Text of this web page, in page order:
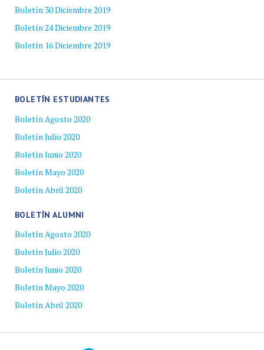
Boletín 30 Diciembre 2019
Boletín 24 Diciembre 2019
Boletín 16 Diciembre 2019
BOLETÍN ESTUDIANTES
Boletín Agosto 2020
Boletín Julio 2020
Boletín Junio 2020
Boletín Mayo 2020
Boletín Abril 2020
BOLETÍN ALUMNI
Boletín Agosto 2020
Boletín Julio 2020
Boletín Junio 2020
Boletín Mayo 2020
Boletín Abril 2020